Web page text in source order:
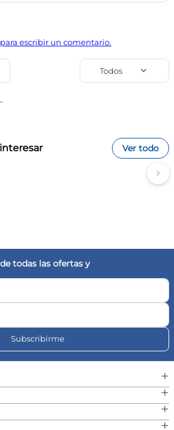
7899884217061
escribir un comentario.
Todos
Ver todo
todas las ofertas y
Subscribirme
+
+
+
+